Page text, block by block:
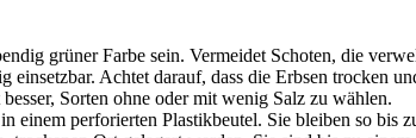
grüner Farbe sein. Vermeidet Schoten, die
einsetzbar. Achtet darauf, dass die Erbsen trocken
Sorten ohne oder mit wenig Salz zu wählen.
einem perforierten Plastikbeutel. Sie bleiben so bis